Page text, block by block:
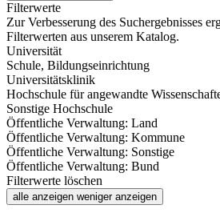
Filterwerte
Zur Verbesserung des Suchergebnisses
Filterwerten aus unserem Katalog.
Universität
Schule, Bildungseinrichtung
Universitätsklinik
Hochschule für angewandte
Sonstige Hochschule
Öffentliche Verwaltung: Land
Öffentliche Verwaltung: Kommune
Öffentliche Verwaltung: Sonstige
Öffentliche Verwaltung: Bund
Filterwerte löschen
alle anzeigen weniger anzeigen